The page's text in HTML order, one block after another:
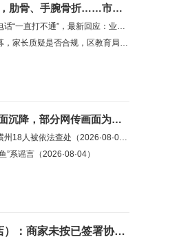
69岁老人遭骑手撞伤，肋骨、手腕骨折……市民称肇事方拒绝出具赔偿方案，交管：依法依规核查处置
网友发帖称龙岗区教育局电话“一直打不通”，最新回应：业务人员因公外出未能及时接听
宝安一学校发布夏令营招募，家长质疑是否合规，区教育局这样回应
滨海大道出现一处地面沉降，部分网传画面为虚假不实信息
借汛情造谣博流量，广西横州18人被依法查处（2026·08·05）
”系谣言（2026·08·04）
不配合调解
：商家承诺退费未履行
蜜的烦恼”该怎么办？
商家拒不配合调解
世纪佳缘（车公庙店）：商家未按已签署协议退款